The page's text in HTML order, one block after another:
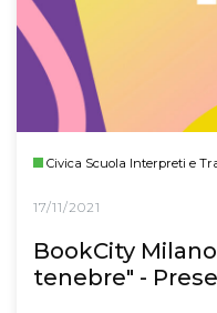
Civica Scuola Interpreti e
17/11/2021
BookCity
tenebre" -